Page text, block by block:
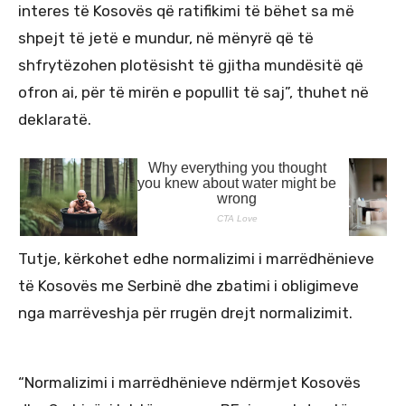
interes të Kosovës që ratifikimi të bëhet sa më
shpejt të jetë e mundur, në mënyrë që të
shfrytëzohen plotësisht të gjitha mundësitë që
ofron ai, për të mirën e popullit të saj”, thuhet në
deklaratë.
Tutje, kërkohet edhe normalizimi i marrëdhënieve
të Kosovës me Serbinë dhe zbatimi i obligimeve
nga marrëveshja për rrugën drejt normalizimit.
“Normalizimi i marrëdhënieve ndërmjet Kosovës